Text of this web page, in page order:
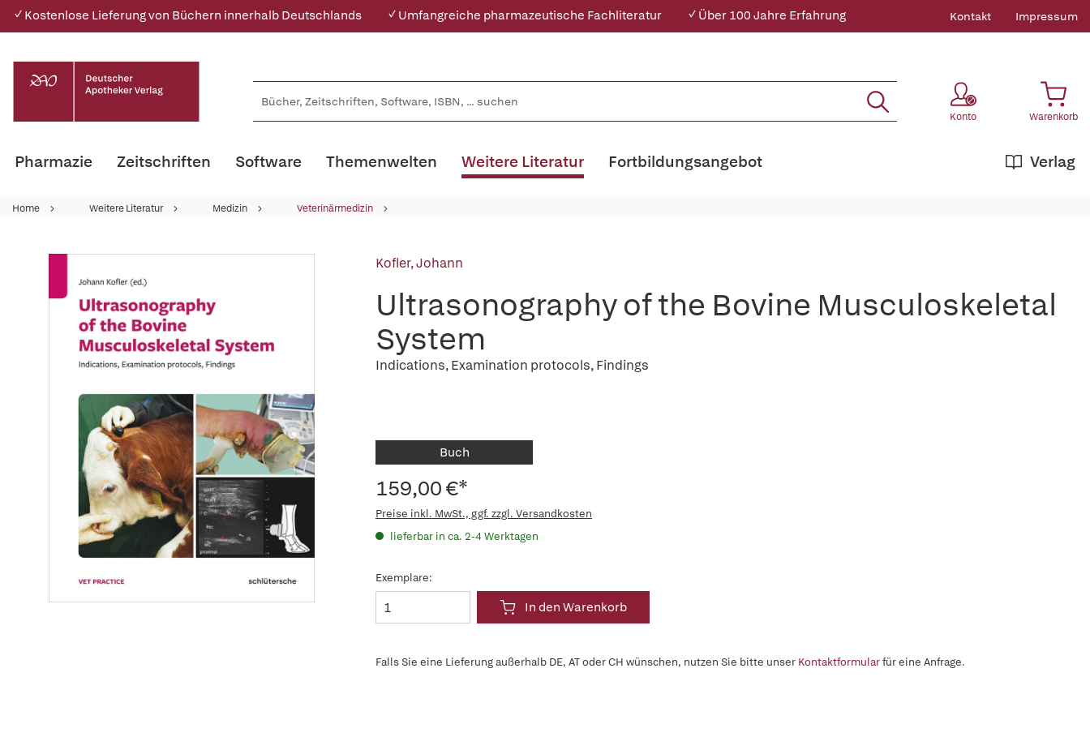
✓ Kostenlose Lieferung von Büchern innerhalb Deutschlands ✓ Umfangreiche pharmazeutische Fachliteratur ✓ Über 100 Jahre Erfahrung Kontakt Impressum
Konto Warenkorb
Pharmazie Zeitschriften Software Themenwelten Weitere Literatur Verlag
Fortbildungsangebot
Home Weitere Literatur Medizin Veterinärmedizin
Kofler, Johann
Ultrasonography of the Bovine Musculoskeletal
System
Indications, Examination protocols, Findings
Buch
159,00 €*
Preise inkl. MwSt., ggf. zzgl. Versandkosten
lieferbar in ca. 2-4 Werktagen
Exemplare:
In den Warenkorb
Falls Sie eine Lieferung außerhalb DE, AT oder CH wünschen, nutzen Sie bitte unser Kontaktformularfür eine Anfrage.